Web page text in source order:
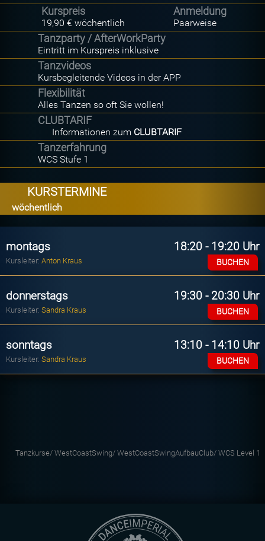
Kurspreis
19,90 € wöchentlich
Anmeldung
Paarweise
Tanzparty / AfterWorkParty
Eintritt im Kurspreis inklusive
Tanzvideos
Kursbegleitende Videos in der APP
Flexibilität
Alles Tanzen so oft Sie wollen!
CLUBTARIF
Informationen zum CLUBTARIF
Tanzerfahrung
WCS Stufe 1
KURSTERMINE
wöchentlich
montags 18:20 - 19:20 Uhr
Kursleiter: Anton Kraus BUCHEN
donnerstags 19:30 - 20:30 Uhr
Kursleiter: Sandra Kraus BUCHEN
sonntags 13:10 - 14:10 Uhr
Kursleiter: Sandra Kraus BUCHEN
Tanzkurse/ WestCoastSwing/ WestCoastSwingAufbauClub/ WCS Level 1